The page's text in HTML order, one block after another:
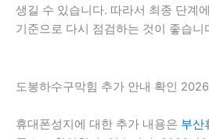
생길 수 있습니다. 따라서 최종 단계
기준으로 다시 점검하는 것이 좋습니
도봉하수구막힘 추가 안내 확인
휴대폰성지에 대한 추가 내용은 부산